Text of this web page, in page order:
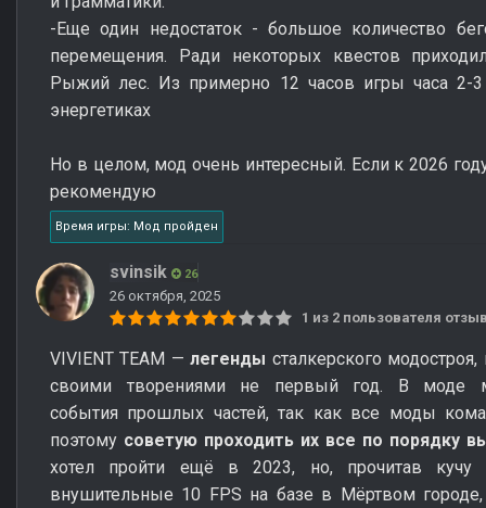
-Еще один недостаток - большое количество
перемещения. Ради некоторых квестов
Рыжий лес. Из примерно 12 часов игры часа 2-
энергетиках
Но в целом, мод очень интересный. Если к 2026
рекомендую
Время игры: Мод пройден
svinsik 26
26 октября, 2025
1 из 2 пользователя
VIVIENT TEAM —легенды сталкерского
своими творениями не первый год. В моде
события прошлых частей, так как все моды
поэтому советую проходить их все по порядку
хотел пройти ещё в 2023, но, прочитав кучу
внушительные 10 FPS на базе в Мёртвом